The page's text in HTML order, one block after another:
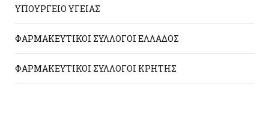
ΥΠΟΥΡΓΕΙΟ ΥΓΕΙΑΣ
ΦΑΡΜΑΚΕΥΤΙΚΟΙ ΣΥΛΛΟΓΟΙ ΕΛΛΑΔΟΣ
ΦΑΡΜΑΚΕΥΤΙΚΟΙ ΣΥΛΛΟΓΟΙ ΚΡΗΤΗΣ